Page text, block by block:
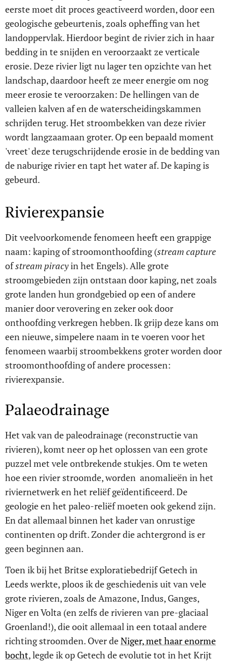
eerste moet dit proces geactiveerd worden, door een
geologische gebeurtenis, zoals opheffing van het
landoppervlak. Hierdoor begint de rivier zich in haar
bedding in te snijden en veroorzaakt ze verticale
erosie. Deze rivier ligt nu lager ten opzichte van het
landschap, daardoor heeft ze meer energie om nog
meer erosie te veroorzaken: De hellingen van de
valleien kalven af en de waterscheidingskammen
schrijden terug. Het stroombekken van deze rivier
wordt langzaamaan groter. Op een bepaald moment
'vreet' deze terugschrijdende erosie in de bedding van
de naburige rivier en tapt het water af. De kaping is
gebeurd.
Rivierexpansie
Dit veelvoorkomende fenomeen heeft een grappige
naam: kaping of stroomonthoofding (stream capture
ofstream piracyin het Engels). Alle grote
stroomgebieden zijn ontstaan door kaping, net zoals
grote landen hun grondgebied op een of andere
manier door verovering en zeker ook door
onthoofding verkregen hebben. Ik grijp deze kans om
een nieuwe, simpelere naam in te voeren voor het
fenomeen waarbij stroombekkens groter worden door
stroomonthoofding of andere processen:
rivierexpansie.
Palaeodrainage
Het vak van de paleodrainage (reconstructie van
rivieren), komt neer op het oplossen van een grote
puzzel met vele ontbrekende stukjes. Om te weten
hoe een rivier stroomde, worden anomalieën in het
riviernetwerk en het reliëf geïdentificeerd. De
geologie en het paleo-reliëf moeten ook gekend zijn.
En dat allemaal binnen het kader van onrustige
continenten op drift. Zonder die achtergrond is er
geen beginnen aan.
Toen ik bij het Britse exploratiebedrijf Getech in
Leeds werkte, ploos ik de geschiedenis uit van vele
grote rivieren, zoals de Amazone, Indus, Ganges,
Niger en Volta (en zelfs de rivieren van pre-glaciaal
Groenland!), die ooit allemaal in een totaal andere
richting stroomden. Over deNiger, met haar enorme
bocht, legde ik op Getech de evolutie tot in het Krijt